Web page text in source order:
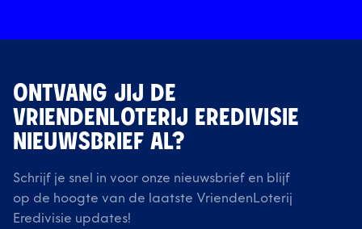
ONTVANG JIJ DE
VRIENDENLOTERIJ EREDIVISIE
NIEUWSBRIEF AL?
Schrijf je snel in voor onze nieuwsbrief en blijf
op de hoogte van de laatste VriendenLoterij
Eredivisie updates!